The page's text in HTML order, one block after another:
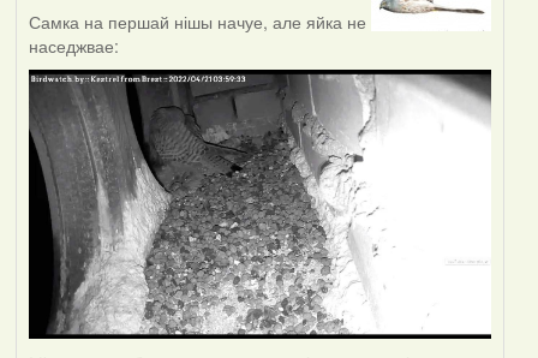
Самка на першай нішы начуе, але яйка не
наседжвае: